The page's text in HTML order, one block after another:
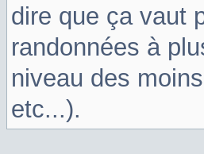
dire que ça vaut
randonnées à
niveau des
etc...).